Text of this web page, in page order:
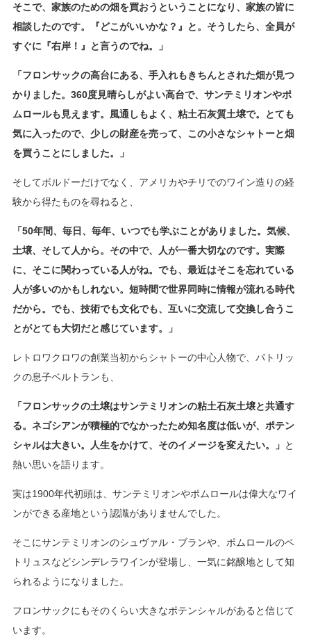
そこで、家族のための畑を買おうということになり、家族の皆に
相談したのです。『どこがいいかな？』と。そうしたら、全員が
すぐに『右岸！』と言うのでね。」
「フロンサックの高台にある、手入れもきちんとされた畑が見つ
かりました。 360度見晴らしがよい高台で、サンテミリオンやポ
ムロールも見えます。風通しもよく、粘土石灰質土壌で。とても
気に入ったので、少しの財産を売って、この小さなシャトーと畑
を買うことにしました。」
そしてボルドーだけでなく、アメリカやチリでのワイン造りの経
験から得たものを尋ねると、
「50年間、毎日、毎年、いつでも学ぶことがありました。気候、
土壌、そして人から。その中で、人が一番大切なのです。実際
に、そこに関わっている人がね。でも、最近はそこを忘れている
人が多いのかもしれない。短時間で世界同時に情報が流れる時代
だから。でも、技術でも文化でも、互いに交流して交換し合うこ
とがとても大切だと感じています。」
レトロワクロワの創業当初からシャトーの中心人物で、パトリッ
クの息子ベルトランも、
「フロンサックの土壌はサンテミリオンの粘土石灰土壌と共通す
る。ネゴシアンが積極的でなかったため知名度は低いが、ポテン
シャルは大きい。人生をかけて、そのイメージを変えたい。」 と
熱い思いを語ります。
実は1900年代初頭は、サンテミリオンやポムロールは偉大なワイ
ンができる産地という認識がありませんでした。
そこにサンテミリオンのシュヴァル・ブランや、ポムロールのペ
トリュスなどシンデレラワインが登場し、一気に銘醸地として知
られるようになりました。
フロンサックにもそのくらい大きなポテンシャルがあると信じて
います。